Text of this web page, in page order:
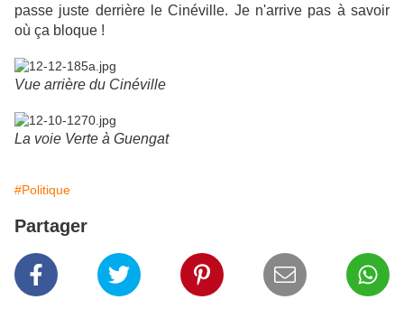
passe juste derrière le Cinéville. Je n'arrive pas à savoir
où ça bloque !
Vue arrière du Cinéville
La voie Verte à Guengat
#Politique
Partager